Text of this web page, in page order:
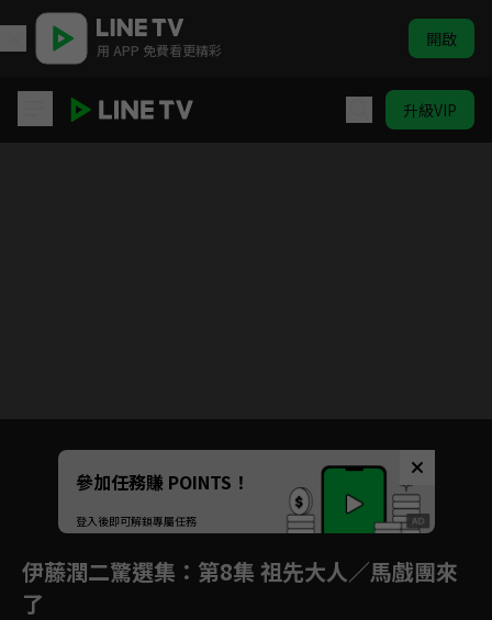
用 APP 免費看更精彩 開啟
升級VIP
Unmute
如有不便請見諒
參加任務賺 POINTS！
登入後即可解鎖專屬任務
伊藤潤二驚選集 ：第8集 祖先大人／馬戲團來
了